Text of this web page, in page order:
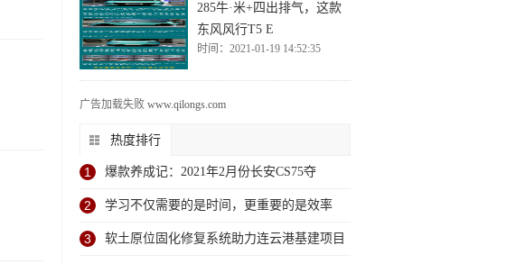
285牛·米+四出排气，这款
东风风行T5 E
时间：2021-01-19 14:52:35
广告加载失败 www.qilongs.com
热度排行
1 爆款养成记：2021年2月份长安CS75夺
2 学习不仅需要的是时间，更重要的是效率
3 软土原位固化修复系统助力连云港基建项目